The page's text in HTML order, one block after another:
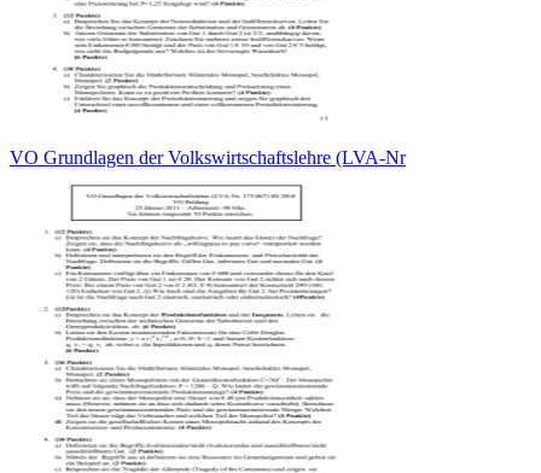
VO Grundlagen der Volkswirtschaftslehre (LVA-Nr